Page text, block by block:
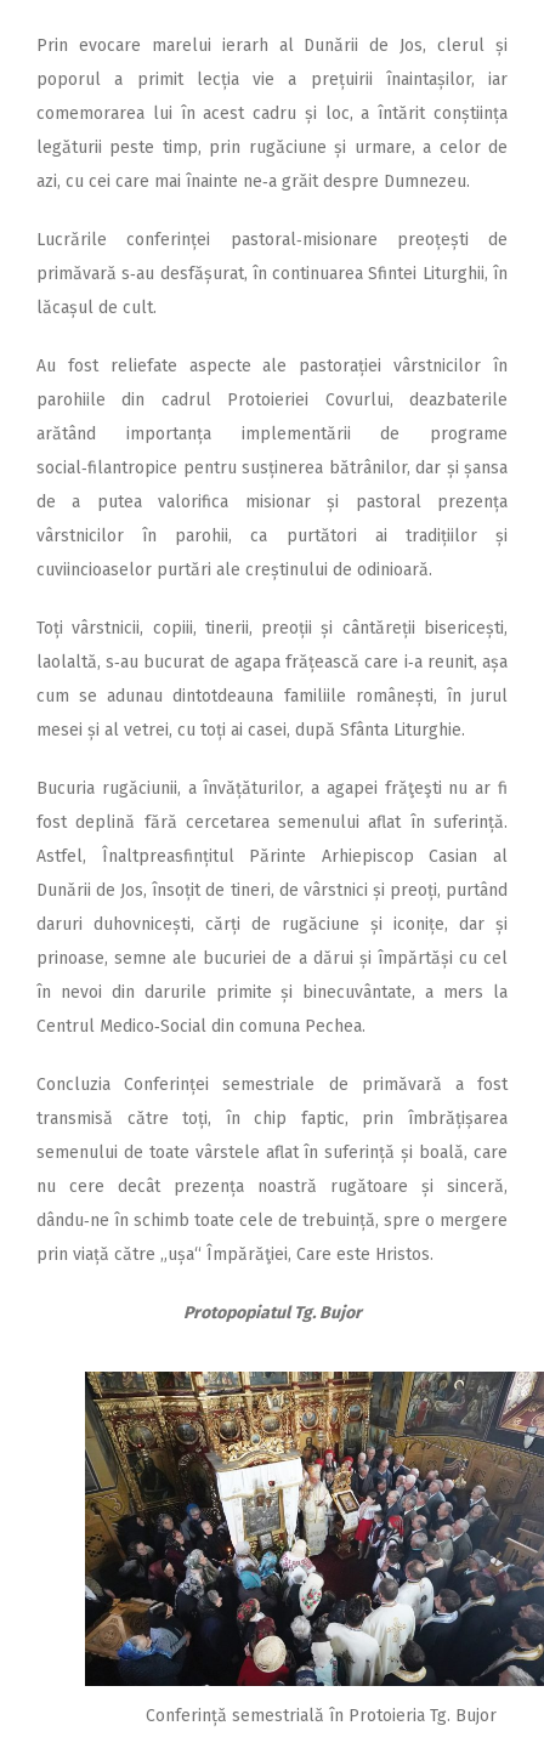
Prin evocare marelui ierarh al Dunării de Jos, clerul și
poporul a primit lecția vie a prețuirii înaintașilor, iar
comemorarea lui în acest cadru și loc, a întărit conștiința
legăturii peste timp, prin rugăciune și urmare, a celor de
azi, cu cei care mai înainte ne‑a grăit despre Dumnezeu.
Lucrările conferinței pasto­ral‑misionare preoțești de
primăvară s‑au desfășurat, în continuarea Sfintei Liturghii, în
lă­cașul de cult.
Au fost reliefate aspecte ale pastorației vârstnicilor în
parohiile din cadrul Protoieriei Covurlui, deazbaterile
arătând im­portanța implementării de programe
social‑filantropice pen­tru susținerea bătrânilor, dar și șansa
de a putea valorifica misionar și pastoral prezența
vârstnicilor în parohii, ca purtători ai tradițiilor și
cuviincioaselor purtări ale creștinului de odinioară.
Toți vârstnicii, copiii, tinerii, preoții și cântăreții bisericești,
laolaltă, s‑au bucurat de agapa frățească care i‑a reunit, așa
cum se adunau dintotdeauna familiile românești, în jurul
mesei și al vetrei, cu toți ai casei, după Sfânta Liturghie.
Bucuria rugăciunii, a învă­țăturilor, a agapei frăţeşti nu ar fi
fost deplină fără cercetarea semenului aflat în suferință.
Astfel, Înaltpreasfințitul Părinte Arhiepiscop Casian al
Dunării de Jos, însoțit de tineri, de vârstnici și preoți, purtând
daruri duhovnicești, cărți de rugăciune și iconițe, dar și
prinoase, semne ale bucuriei de a dărui și împărtăși cu cel
în nevoi din darurile primite și binecuvântate, a mers la
Centrul Medico‑Social din comuna Pechea.
Concluzia Conferinței semestriale de primăvară a fost
transmisă către toți, în chip faptic, prin îmbrățișarea
semenului de toate vârstele aflat în suferință și boală, care
nu cere decât prezența noastră rugătoare și sinceră,
dându‑ne în schimb toate cele de trebuință, spre o mergere
prin viață către „ușa“ Împărăţiei, Care este Hristos.
Protopopiatul Tg. Bujor
Conferință semestrială în Protoieria Tg. Bujor